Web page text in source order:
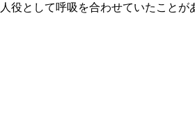
役として呼吸を合わせていたことが